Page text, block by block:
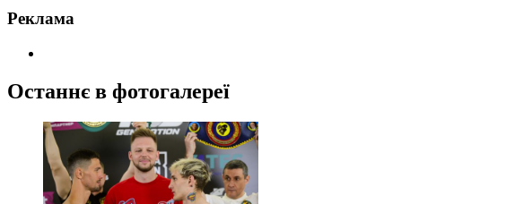
Реклама
Останнє в фотогалереї